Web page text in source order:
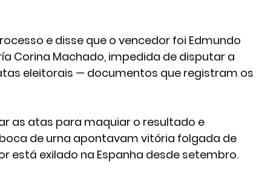
e disse que o vencedor foi Edmundo
Corina Machado, impedida de disputar a
eleitorais — documentos que registram os
as atas para maquiar o resultado e
de urna apontavam vitória folgada de
está exilado na Espanha desde setembro.